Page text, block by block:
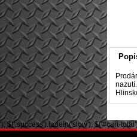
'); $('.success').fadeIn('slow'); $('#cart-